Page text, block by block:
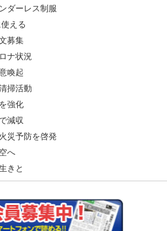
ダーレス制服
える
募集
ナ状況
喚起
掃活動
強化
減収
災予防を啓発
へ
きと